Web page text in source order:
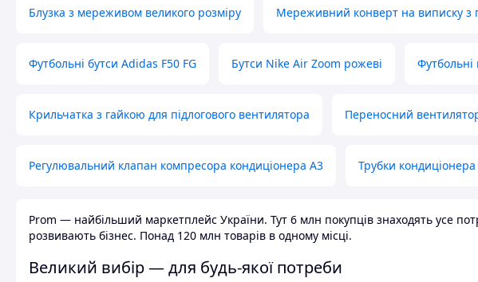
Блузка з мереживом великого розміру Мереживний конверт на виписку з
Футбольні бутси Adidas F50 FG Бутси Nike Air Zoom рожеві
Крильчатка з гайкою для підлогового вентилятора Переносний
Регулювальний клапан компресора кондиціонера А3 Трубки
Prom — найбільший маркетплейс України. Тут 6 млн покупців знаходять усе
розвивають бізнес. Понад 120 млн товарів в одному місці.
Великий вибір — для будь-якої потреби